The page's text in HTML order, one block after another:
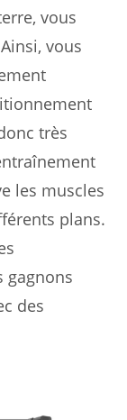
vous
vous
très
les muscles
plans.
gagnons
des